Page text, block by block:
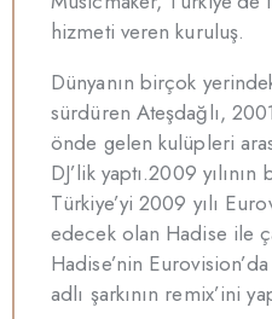
hizmeti veren kuruluş.
Dünyanın birçok
sürdüren Ateşdağlı,
önde gelen kulüpleri
DJ’lik yaptı.2009
Türkiye’yi 2009 yılı
edecek olan Hadise ile
Hadise’nin
adlı şarkının remix’ini